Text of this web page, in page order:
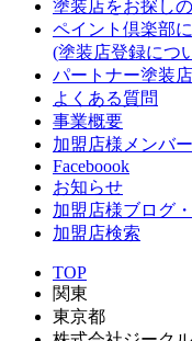
塗装店をお探し
ペイント倶楽部
(塗装店登録につ
パートナー塗装
よくある質問
事業概要
加盟店様メンバ
Faceboook
お知らせ
加盟店様ブログ
加盟店検索
TOP
関東
東京都